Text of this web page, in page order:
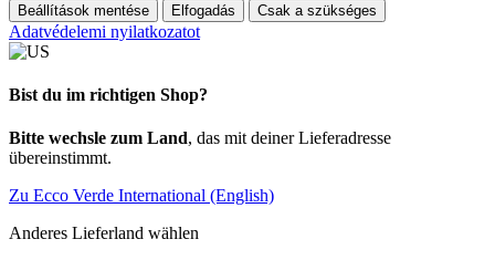
Beállítások mentése Elfogadás Csak a szükséges
Adatvédelemi nyilatkozatot
Bist du im richtigen Shop?
Bitte wechsle zum Land, das mit deiner Lieferadresse
übereinstimmt.
Zu Ecco Verde International (English)
Anderes Lieferland wählen